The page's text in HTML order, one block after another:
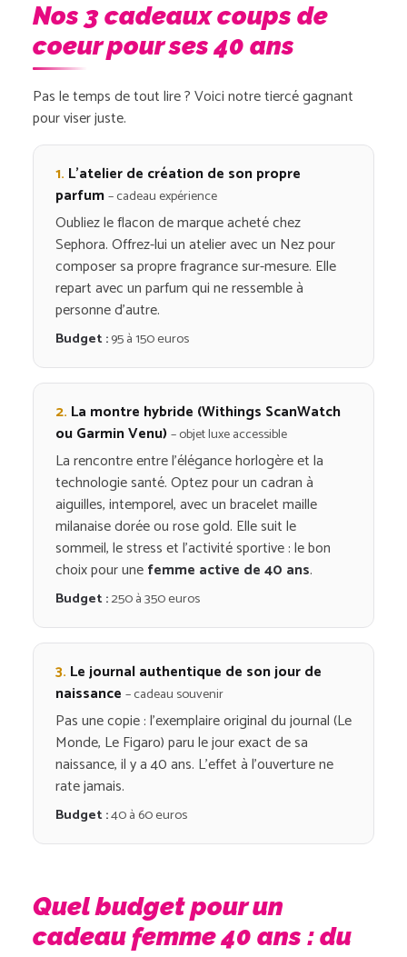
Nos 3 cadeaux coups de
coeur pour ses 40 ans
Pas le temps de tout lire ? Voici notre tiercé gagnant
pour viser juste.
1. L’atelier de création de son propre
parfum– cadeau expérience
Oubliez le flacon de marque acheté chez
Sephora. Offrez-lui un atelier avec un Nez pour
composer sa propre fragrance sur-mesure. Elle
repart avec un parfum qui ne ressemble à
personne d’autre.
Budget :95 à 150 euros
2. La montre hybride (Withings ScanWatch
ou Garmin Venu)– objet luxe accessible
La rencontre entre l’élégance horlogère et la
technologie santé. Optez pour un cadran à
aiguilles, intemporel, avec un bracelet maille
milanaise dorée ou rose gold. Elle suit le
sommeil, le stress et l’activité sportive : le bon
choix pour unefemme active de 40 ans.
Budget :250 à 350 euros
3. Le journal authentique de son jour de
naissance – cadeau souvenir
Pas une copie : l’exemplaire original du journal (Le
Monde, Le Figaro) paru le jour exact de sa
naissance, il y a 40 ans. L’effet à l’ouverture ne
rate jamais.
Budget :40 à 60 euros
Quel budget pour un
cadeau femme 40 ans : du